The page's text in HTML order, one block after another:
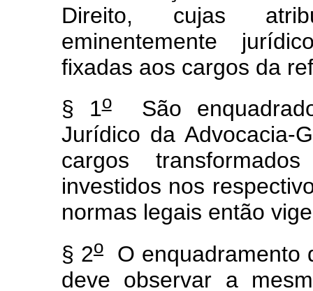
Direito, cujas
eminentemente
fixadas aos cargos da
§ 1oSão
Jurídico da Advocacia-
cargos
investidos nos
normas legais então
§ 2oO enquadramento
deve observar a